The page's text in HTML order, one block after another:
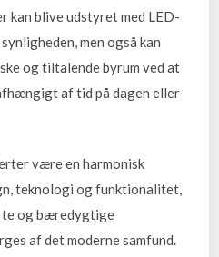
kan blive udstyret med LED-
men også kan
og tiltalende byrum ved at
af tid på dagen eller
være en harmonisk
teknologi og funktionalitet,
og bæredygtige
af det moderne samfund.